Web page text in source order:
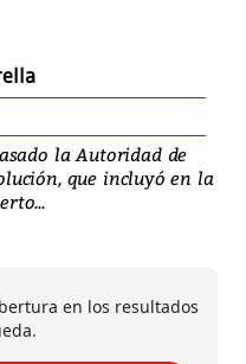
la Autoridad de
que incluyó en la
en los resultados